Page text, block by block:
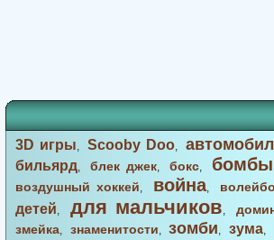
3D игры,Scooby Doo,
бильярд,блек джек,бокс, бомбы
воздушный хоккей, война,
детей, для мальчиков,
змейка, знаменитости,зомби, зума,